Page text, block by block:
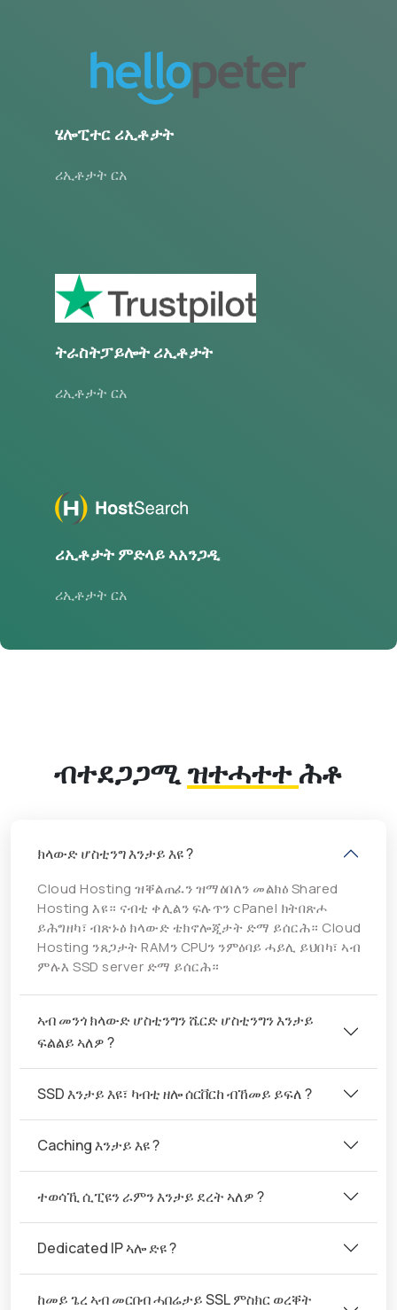
ሄሎፒተር ሪኢቶታት
ሪኢቶታት ርአ
ትራስትፓይሎት ሪኢቶታት
ሪኢቶታት ርአ
ሪኢቶታት ምድላይ ኣአንጋዲ
ሪኢቶታት ርአ
ብተደጋጋሚ ዝተሓተተ ሕቶ
ክላውድ ሆስቲንግ እንታይ እዩ ?
Cloud Hosting ዝቐልጠፈን ዝማዕበለን መልክዕ Shared
Hosting እዩ። ናብቲ ቀሊልን ፍሉጥን cPanel ክትበጽሖ
ይሕግዘካ፣ ብጽኑዕ ክላውድ ቴክኖሎጂታት ድማ ይሰርሕ። Cloud
Hosting ንጸጋታት RAMን CPUን ንምዕባይ ሓይሊ ይህበካ፣ ኣብ
ምሉእ SSD server ድማ ይሰርሕ።
ኣብ መንጎ ክላውድ ሆስቲንግን ሼርድ ሆስቲንግን እንታይ
ፍልልይ ኣለዎ ?
SSD እንታይ እዩ፣ ካብቲ ዘሎ ሰርቨርከ ብኸመይ ይፍለ ?
Caching እንታይ እዩ ?
ተወሳኺ ሲፒዩን ራምን እንታይ ደረት ኣለዎ ?
Dedicated IP ኣሎ ድዩ ?
ከመይ ጌረ ኣብ መርበብ ሓበሬታይ SSL ምስክር ወረቐት